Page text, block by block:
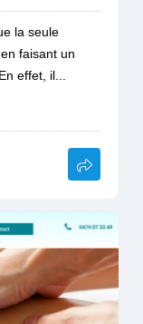
la seule
faisant un
effet, il...